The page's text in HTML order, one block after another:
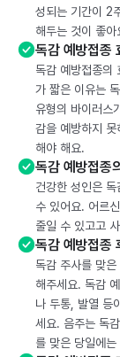
성되는 기간이 2
해두는 것이 좋아
독감 예방접종
독감 예방접종의
가 짧은 이유는
유형의 바이러스
감을 예방하지
해야 해요.
독감 예방접종
건강한 성인은
수 있어요. 어르
줄일 수 있고고
독감 예방접종
독감 주사를 맞
해주세요. 독감
나 두통, 발열 등
세요. 음주는 독
를 맞은 당일에